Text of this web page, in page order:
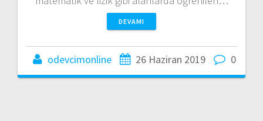
DEVAMI
odevcimonline 26 Haziran 2019 0